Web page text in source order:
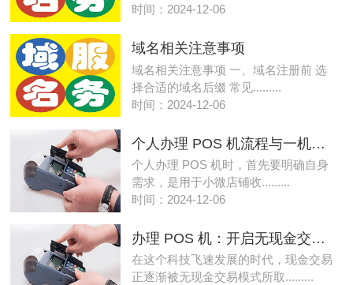
时间：2024-12-06
域名相关注意事项
域名相关注意事项 一、域名注册前 选
择合适的域名后缀 常见.........
时间：2024-12-06
个人办理 POS 机流程与一机一码政策应对策略
个人办理 POS 机时，首先要明确自身
需求，是用于小微店铺收.........
时间：2024-12-06
办理 POS 机：开启无现金交易的便捷之旅
在这个科技飞速发展的时代，现金交易
正逐渐被无现金交易模式所取.........